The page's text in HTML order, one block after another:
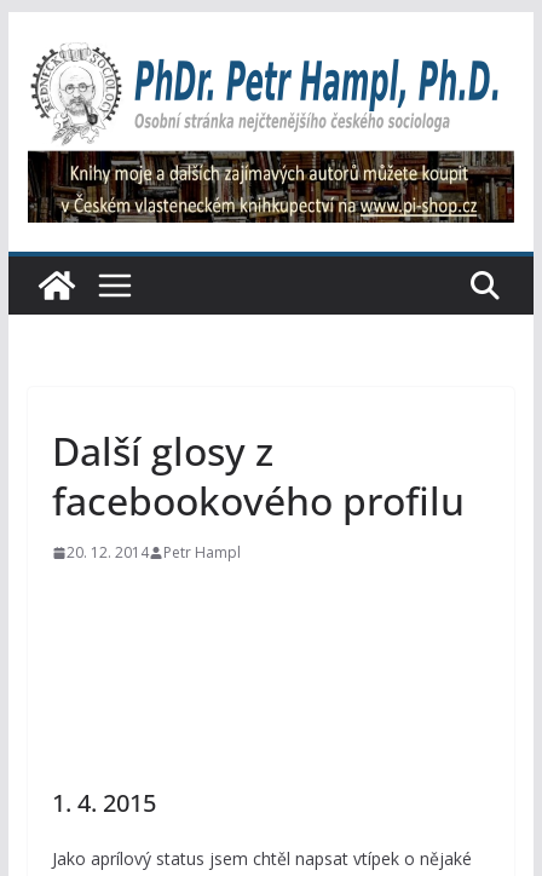
obsah
Další glosy z
facebookového profilu
20. 12. 2014 Petr Hampl
1. 4. 2015
Jako aprílový status jsem chtěl napsat vtípek o nějaké